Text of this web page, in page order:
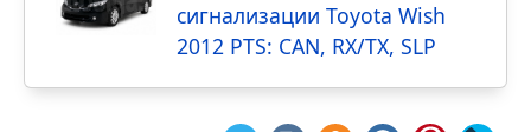
сигнализации Toyota Wish
2012 PTS: CAN, RX/TX, SLP